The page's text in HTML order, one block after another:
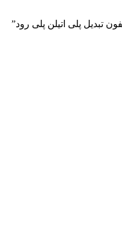
پلی اتیلن پلی رود”